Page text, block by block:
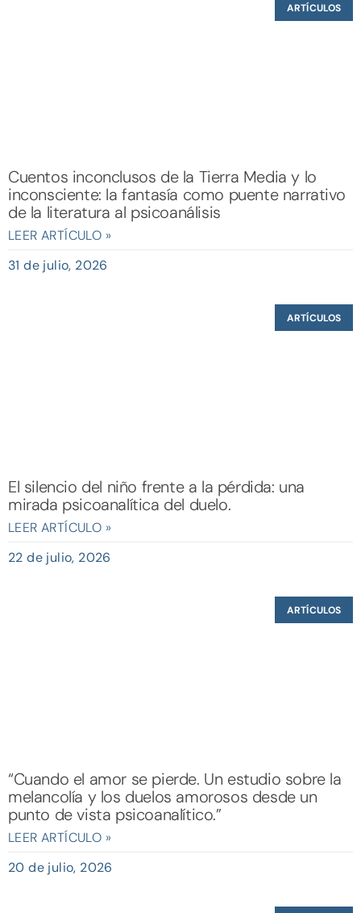
ARTÍCULOS
Cuentos inconclusos de la Tierra Media y lo
inconsciente: la fantasía como puente narrativo
de la literatura al psicoanálisis
LEER ARTÍCULO »
31 de julio, 2026
ARTÍCULOS
El silencio del niño frente a la pérdida: una
mirada psicoanalítica del duelo.
LEER ARTÍCULO »
22 de julio, 2026
ARTÍCULOS
“Cuando el amor se pierde. Un estudio sobre la
melancolía y los duelos amorosos desde un
punto de vista psicoanalítico.”
LEER ARTÍCULO »
20 de julio, 2026